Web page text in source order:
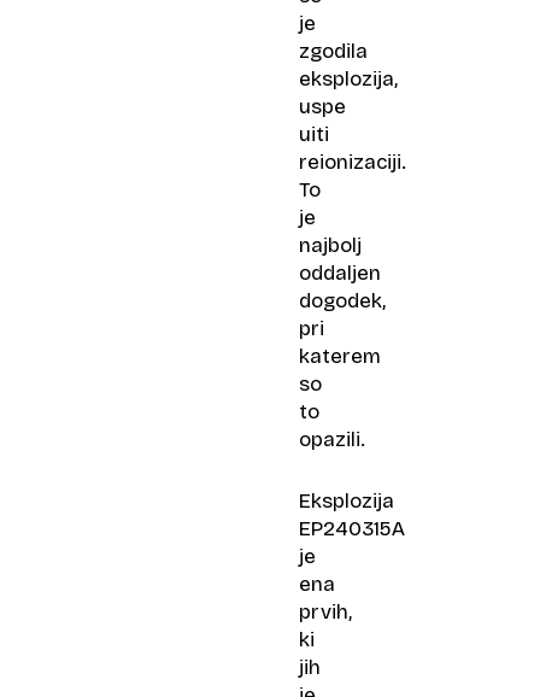
je
zgodila
eksplozija,
uspe
uiti
reionizaciji.
To
je
najbolj
oddaljen
dogodek,
pri
katerem
so
to
opazili.
Eksplozija
EP240315A
je
ena
prvih,
ki
jih